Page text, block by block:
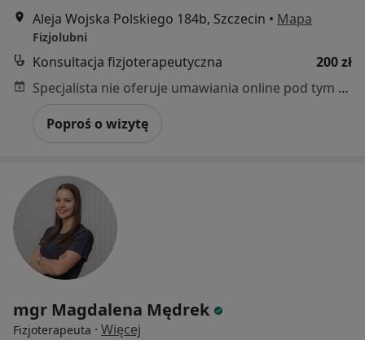
Aleja Wojska Polskiego 184b, Szczecin • Mapa
Fizjolubni
Konsultacja fizjoterapeutyczna
200 zł
Specjalista nie oferuje umawiania online pod tym adresem.
Poproś o wizytę
mgr Magdalena Mędrek
Fizjoterapeuta · Więcej